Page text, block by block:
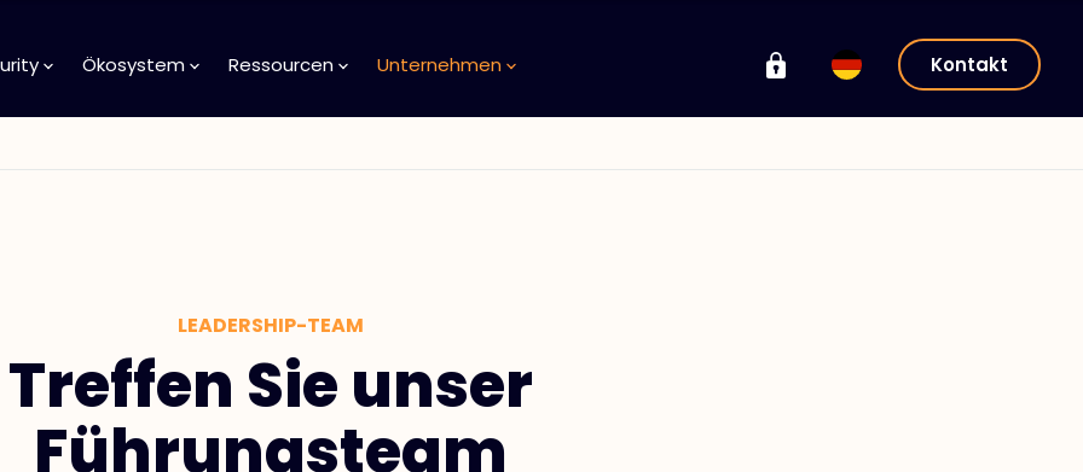
Ökosystem Ressourcen Unternehmen Kontakt
LEADERSHIP-TEAM
Treffen Sie unser
Führungsteam